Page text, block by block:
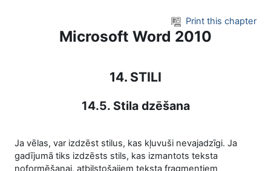
Print this chapter
Microsoft Word 2010
14. STILI
14.5. Stila dzēšana
Ja vēlas, var izdzēst stilus, kas kļuvuši nevajadzīgi. Ja
gadījumā tiks izdzēsts stils, kas izmantots teksta
noformēšanai, atbilstošajiem teksta fragmentiem